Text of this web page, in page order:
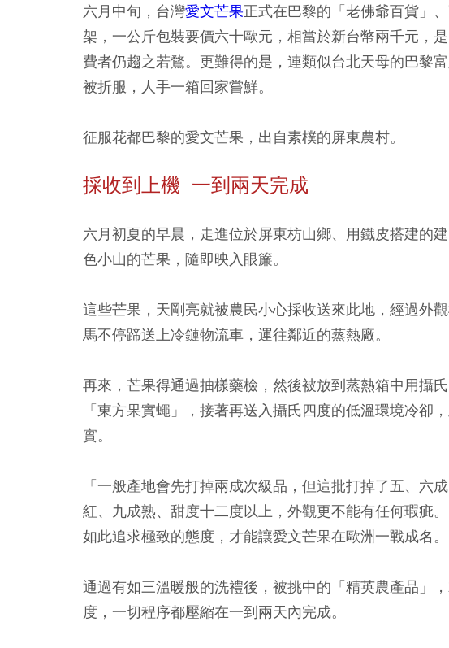
六月中旬，台灣愛文芒果正式在巴黎的「老佛爺百貨」
架，一公斤包裝要價六十歐元，相當於新台幣兩千元，
費者仍趨之若鶩。更難得的是，連類似台北天母的巴黎
被折服，人手一箱回家嘗鮮。
征服花都巴黎的愛文芒果，出自素樸的屏東農村。
採收到上機 一到兩天完成
六月初夏的早晨，走進位於屏東枋山鄉、用鐵皮搭建的
色小山的芒果，隨即映入眼簾。
這些芒果，天剛亮就被農民小心採收送來此地，經過外
馬不停蹄送上冷鏈物流車，運往鄰近的蒸熱廠。
再來，芒果得通過抽樣藥檢，然後被放到蒸熱箱中用攝
「東方果實蠅」，接著再送入攝氏四度的低溫環境冷卻
實。
「一般產地會先打掉兩成次級品，但這批打掉了五、六
紅、九成熟、甜度十二度以上，外觀更不能有任何瑕疵
如此追求極致的態度，才能讓愛文芒果在歐洲一戰成名。
通過有如三溫暖般的洗禮後，被挑中的「精英農產品」
度，一切程序都壓縮在一到兩天內完成。